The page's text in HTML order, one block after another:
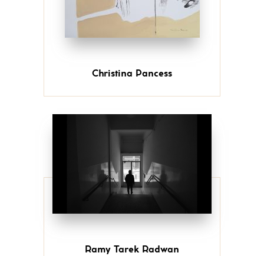
Christina Pancess
Ramy Tarek Radwan